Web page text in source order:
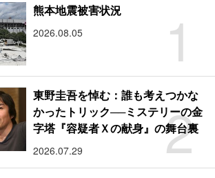
1
熊本地震被害状況
2026.08.05
2
東野圭吾を悼む：誰も考えつかな
かったトリック──ミステリーの金
字塔『容疑者Ｘの献身』の舞台裏
2026.07.29